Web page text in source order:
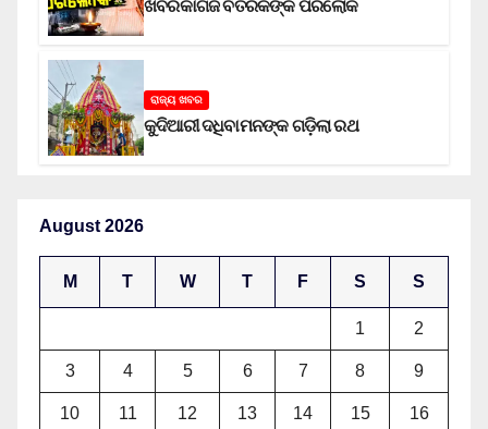
ଖବରକାଗଜ ବିତରକଙ୍କ ପରଲୋକ
ରାଜ୍ୟ ଖବର
କୁଦିଆରୀ ଦଧିବାମନଙ୍କ ଗଡ଼ିଲା ରଥ
August 2026
M T W T F S S
1 2
3 4 5 6 7 8 9
10 11 12 13 14 15 16